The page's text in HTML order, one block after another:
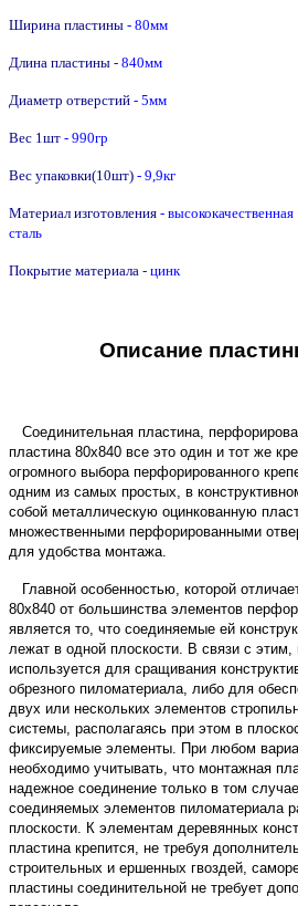
Ширина пластины - 80мм
Длина пластины - 840мм
Диаметр отверстий - 5мм
Вес 1шт - 990гр
Вес упаковки(10шт) - 9,9кг
Материал изготовления - высококачественная
сталь
Покрытие материала - цинк
Описание
Соединительная пластина,
пластина 80х840 все это один и тот же
огромного выбора перфорированного
одним из самых простых, в
собой металлическую оцинкованную
множественными перфорированными
для удобства монтажа.
Главной особенностью, которой
80х840 от большинства элементов
является то, что соединяемые ей
лежат в одной плоскости. В связи с
используется для сращивания
обрезного пиломатериала, либо для
двух или нескольких элементов
системы, располагаясь при этом в
фиксируемые элементы. При любом
необходимо учитывать, что монтажная
надежное соединение только в том
соединяемых элементов пиломатериала
плоскости. К элементам деревянных
пластина крепится, не требуя
строительных и ершенных гвоздей,
пластины соединительной не требует